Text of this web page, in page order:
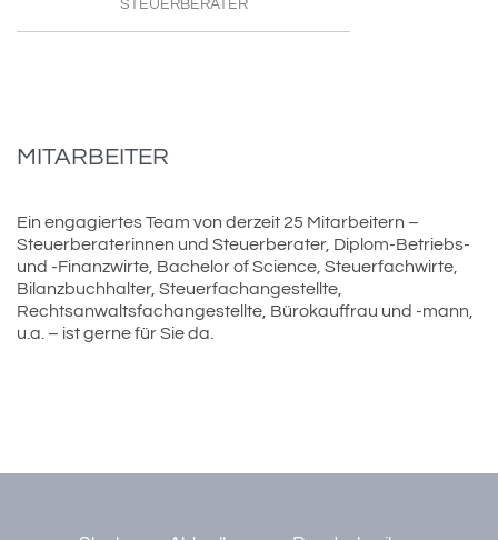
STEUERBERATER
MITARBEITER
Ein engagiertes Team von derzeit 25 Mitarbeitern –
Steuerberaterinnen und Steuerberater, Diplom-Betriebs-
und -Finanzwirte, Bachelor of Science, Steuerfachwirte,
Bilanzbuchhalter, Steuerfachangestellte,
Rechtsanwaltsfachangestellte, Bürokauffrau und -mann,
u.a. – ist gerne für Sie da.